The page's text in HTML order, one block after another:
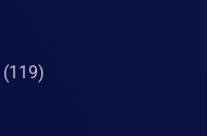
(119)